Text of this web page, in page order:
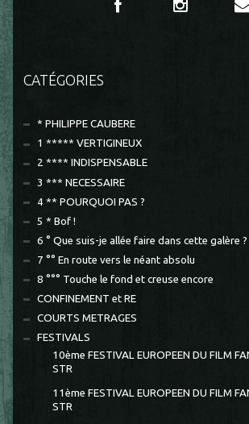
CATÉGORIES
* PHILIPPE CAUBERE
1 ***** VERTIGINEUX
2 **** INDISPENSABLE
3 *** NECESSAIRE
4 ** POURQUOI PAS ?
5 * Bof !
6 ° Que suis-je allée faire dans cette galère ?
7 °° En route vers le néant absolu
8 °°° Touche le fond et creuse encore
CONFINEMENT et RE
COURTS METRAGES
FESTIVALS
10ème FESTIVAL EUROPEEN DU FILM
STR
11ème FESTIVAL EUROPEEN DU FILM
STR